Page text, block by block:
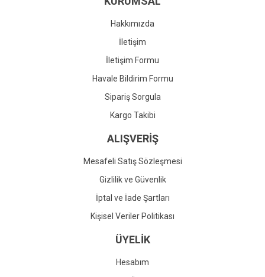
Gönder
Hakkımızda
İletişim
İletişim Formu
Havale Bildirim Formu
Sipariş Sorgula
Kargo Takibi
ALIŞVERİŞ
Mesafeli Satış Sözleşmesi
Gizlilik ve Güvenlik
İptal ve İade Şartları
Kişisel Veriler Politikası
ÜYELİK
Hesabım